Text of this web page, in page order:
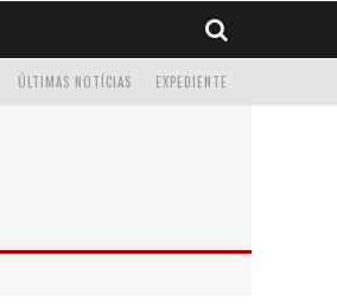
EXPEDIENTE
ÚLTIMAS NOTÍCIAS